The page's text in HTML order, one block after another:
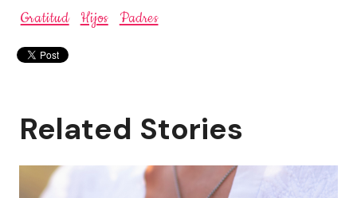
Gratitud Hijos Padres
Related Stories